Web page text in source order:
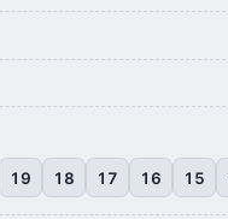
19 18 17 16 15